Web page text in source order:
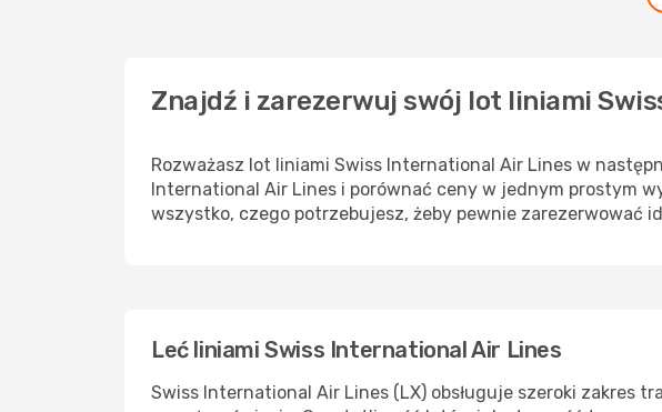
Znajdź i zarezerwuj swój lot liniami
Rozważasz lot liniami Swiss International Air Lines w
International Air Lines i porównać ceny w jednym prostym
wszystko, czego potrzebujesz, żeby pewnie zarezerwować
Leć liniami Swiss International Air Lines
Swiss International Air Lines (LX) obsługuje szeroki zakres